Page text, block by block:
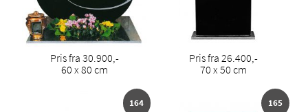
Pris fra 30.900,-
60 x 80 cm
Pris fra 26.400,-
70 x 50 cm
164 165